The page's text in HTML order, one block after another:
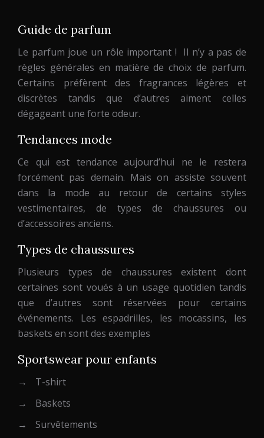
Guide de parfum
Le parfum joue un rôle important ! Il n’y a pas de
règles générales en matière de choix de parfum.
Certains préfèrent des fragrances légères et
discrètes tandis que d’autres aiment celles
dégageant une forte odeur.
Tendances mode
Ce qui est tendance aujourd’hui ne le restera
forcément pas demain. Mais on assiste souvent
dans la mode au retour de certains styles
vestimentaires, de types de chaussures ou
d’accessoires anciens.
Types de chaussures
Plusieurs types de chaussures existent dont
certaines sont voués à un usage quotidien tandis
que d’autres sont réservées pour certains
événements. Les espadrilles, les mocassins, les
baskets en sont des exemples
Sportswear pour enfants
→
T-shirt
→
Baskets
→
Survêtements